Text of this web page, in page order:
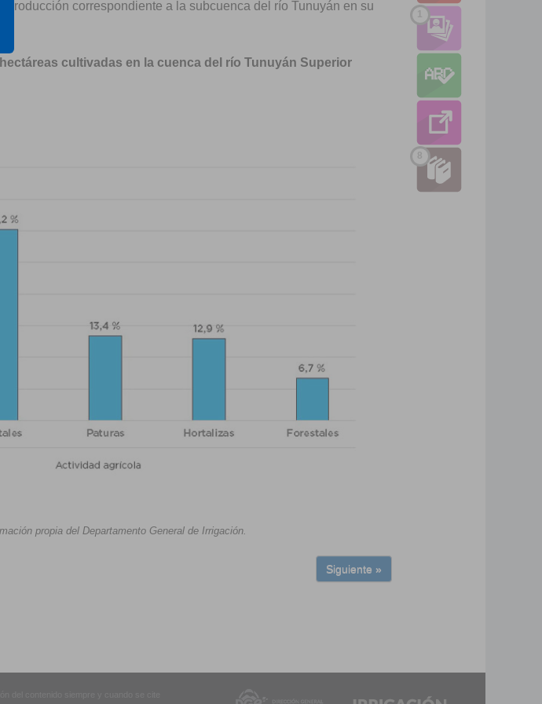
producción correspondiente a la subcuenca del río Tunuyán en su
cultivadas en la cuenca del río Tunuyán Superior
propia del Departamento General de Irrigación.
Siguiente »
1
8